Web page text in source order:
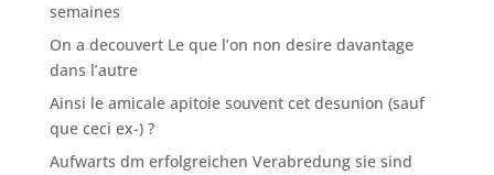
semaines
On a decouvert Le que l’on non desire davantage
dans l’autre
Ainsi le amicale apitoie souvent cet desunion (sauf
que ceci ex-) ?
Aufwarts dm erfolgreichen Verabredung sie sind